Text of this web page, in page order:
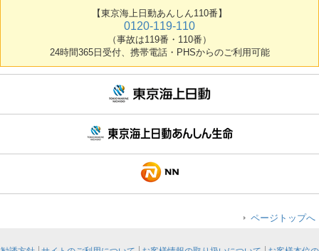
【東京海上日動あんしん110番】
0120-119-110
（事故は119番・110番）
24時間365日受付、携帯電話・PHSからのご利用可能
ページトップへ